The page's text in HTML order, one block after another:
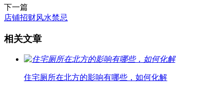
下一篇
店铺招财风水禁忌
相关文章
住宅厕所在北方的影响有哪些，如何化解